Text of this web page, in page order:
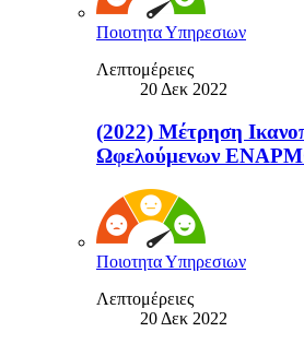
Ποιοτητα Υπηρεσιων
Λεπτομέρειες
20 Δεκ 2022
(2022) Μέτρηση
Ωφελούμενων
Ποιοτητα Υπηρεσιων
Λεπτομέρειες
20 Δεκ 2022